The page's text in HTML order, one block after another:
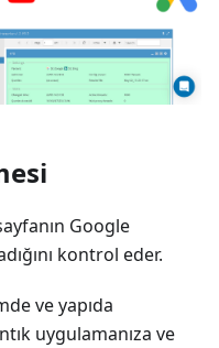
Google
kontrol eder.
ve yapıda
uygulamanıza ve